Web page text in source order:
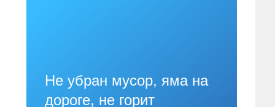
Не убран мусор, яма на
дороге, не горит